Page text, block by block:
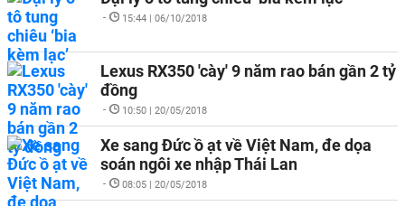
- 15:44 | 06/10/2018
Lexus RX350 'cày' 9 năm rao bán gần 2 tỷ
đồng
- 10:50 | 20/05/2018
Xe sang Đức ồ ạt về Việt Nam, đe dọa
soán ngôi xe nhập Thái Lan
- 08:05 | 20/05/2018